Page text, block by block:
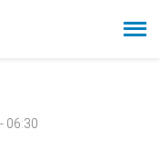
06:30